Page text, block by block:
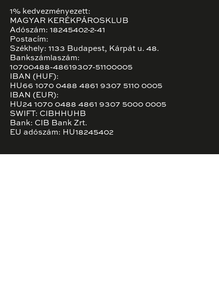
1% kedvezményezett:
MAGYAR KERÉKPÁROSKLUB
Adószám: 18245402-2-41
Postacím:
Székhely: 1133 Budapest, Kárpát u. 48.
Bankszámlaszám:
10700488-48619307-51100005
IBAN (HUF):
HU66 1070 0488 4861 9307 5110 0005
IBAN (EUR):
HU24 1070 0488 4861 9307 5000 0005
SWIFT: CIBHHUHB
Bank: CIB Bank Zrt.
EU adószám: HU18245402